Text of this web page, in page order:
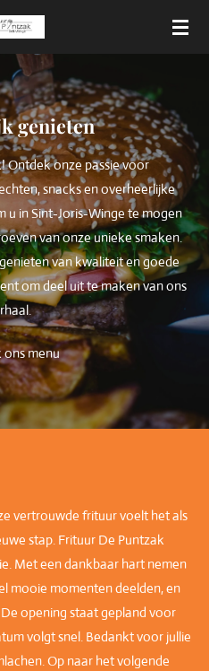
genieten
Ontdek onze passie voor
snacks en overheerlijke
u in Sint-Joris-Winge te mogen
van onze unieke smaken.
van kwaliteit en goede
om deel uit te maken van ons
menu
vertrouwde frituur voelt het als
stap. Frituur De Puntzak
Met een dankbaar hart nemen
mooie momenten deelden, en
opening staat gepland voor
volgt snel. Bedankt voor jullie
Op naar het volgende